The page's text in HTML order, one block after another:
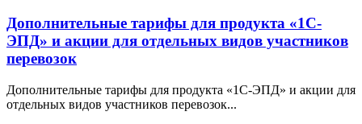
Дополнительные тарифы для продукта «1С-
ЭПД» и акции для отдельных видов участников
перевозок
Дополнительные тарифы для продукта «1С-ЭПД» и акции для
отдельных видов участников перевозок...